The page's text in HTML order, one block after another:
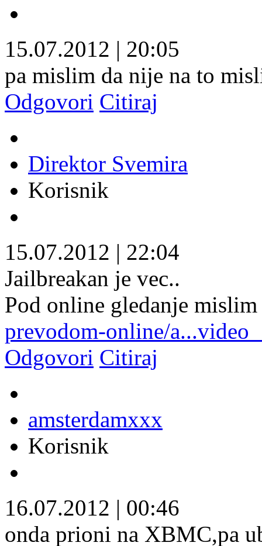
15.07.2012 | 20:05
pa mislim da nije na to
Odgovori Citiraj
Direktor Svemira
Korisnik
15.07.2012 | 22:04
Jailbreakan je vec..
Pod online gledanje
prevodom-online/
Odgovori Citiraj
amsterdamxxx
Korisnik
16.07.2012 | 00:46
onda prioni na XBMC,pa